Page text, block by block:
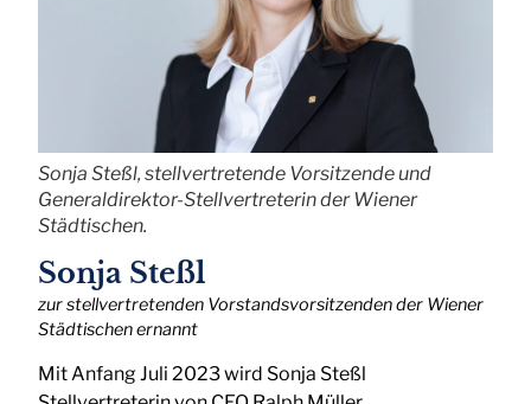
Sonja Steßl, stellvertretende Vorsitzende und
Generaldirektor-Stellvertreterin der Wiener
Städtischen.
Sonja Steßl
zur stellvertretenden Vorstandsvorsitzenden der Wiener
Städtischen ernannt
Mit Anfang Juli 2023 wird Sonja Steßl